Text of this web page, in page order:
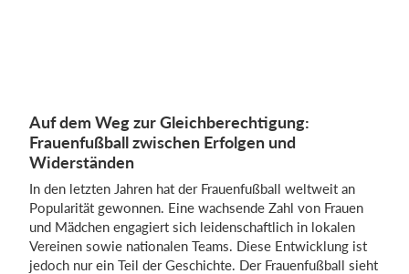
Auf dem Weg zur Gleichberechtigung:
Frauenfußball zwischen Erfolgen und
Widerständen
In den letzten Jahren hat der Frauenfußball weltweit an
Popularität gewonnen. Eine wachsende Zahl von Frauen
und Mädchen engagiert sich leidenschaftlich in lokalen
Vereinen sowie nationalen Teams. Diese Entwicklung ist
jedoch nur ein Teil der Geschichte. Der Frauenfußball sieht